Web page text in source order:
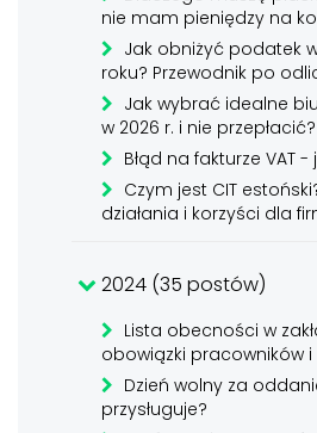
nie mam pieniędzy na
Jak obniżyć podatek
roku? Przewodnik po
Jak wybrać idealne
w 2026 r. i nie przepłacić?
Błąd na fakturze VAT -
Czym jest CIT
działania i korzyści dla
2024 (35 postów)
Lista obecności w
obowiązki pracowników
Dzień wolny za
przysługuje?